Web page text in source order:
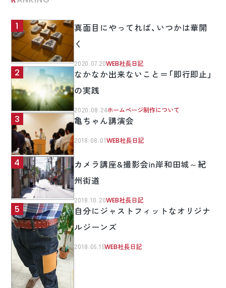
真面目にやってれば、いつかは華開
く
2020.07.20WEB社長日記
なかなか出来ないこと＝「即行即止」
の実践
2020.08.24ホームページ制作について
亀ちゃん講演会
2018.08.01WEB社長日記
カメラ講座&撮影会in岸和田城～紀
州街道
2018.10.20WEB社長日記
自分にジャストフィットなオリジナ
ルジーンズ
2018.05.15WEB社長日記